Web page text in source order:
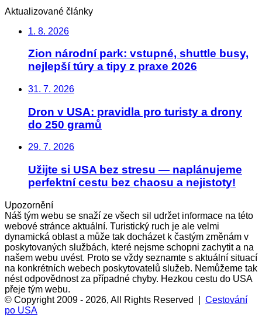
Aktualizované články
1. 8. 2026
Zion národní park: vstupné, shuttle busy,
nejlepší túry a tipy z praxe 2026
31. 7. 2026
Dron v USA: pravidla pro turisty a drony
do 250 gramů
29. 7. 2026
Užijte si USA bez stresu — naplánujeme
perfektní cestu bez chaosu a nejistoty!
Upozornění
Náš tým webu se snaží ze všech sil udržet informace na této
webové stránce aktuální. Turistický ruch je ale velmi
dynamická oblast a může tak docházet k častým změnám v
poskytovaných službách, které nejsme schopni zachytit a na
našem webu uvést. Proto se vždy seznamte s aktuální situací
na konkrétních webech poskytovatelů služeb. Nemůžeme tak
nést odpovědnost za případné chyby. Hezkou cestu do USA
přeje tým webu.
© Copyright 2009 - 2026, All Rights Reserved | Cestování
po USA